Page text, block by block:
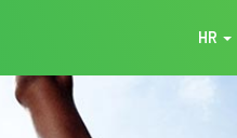
HR